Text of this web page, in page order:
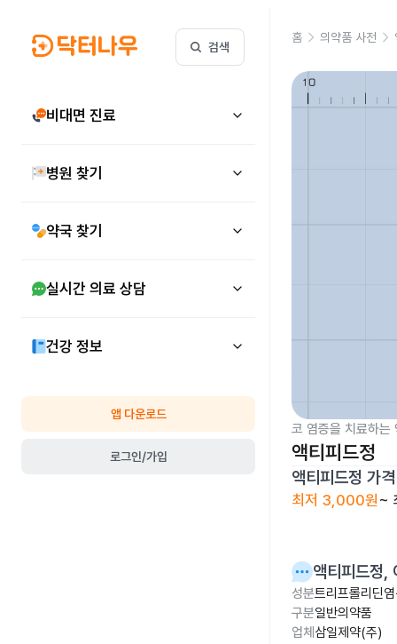
검색
비대면 진료
병원 찾기
약국 찾기
실시간 의료 상담
건강 정보
앱 다운로드
로그인/가입
홈 의약품 사전
코 염증을 치료하는
액티피드정
액티피드정 가격
최저 3,000원 ~
액티피드정,
성분트리프롤리딘
구분일반의약품
업체 삼일제약(주)